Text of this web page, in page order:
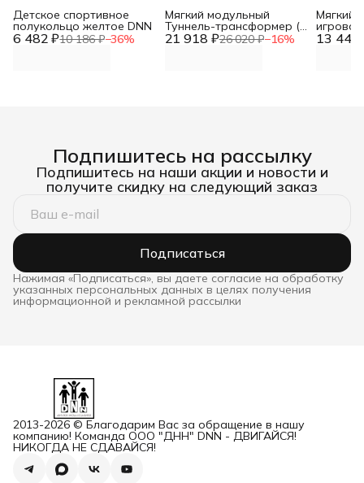
6 482 ₽10 186 ₽−36%
Детское спортивное
полукольцо желтое DNN
21 918 ₽26 020 ₽−16%
Мягкий модульный
Туннель-трансформер (2
секции) голубой/ 13 442
Мягкий
синий /
Подпишитесь на рассылку
Подпишитесь на наши акции и новости и
получите скидку на следующий заказ
Подписаться
Нажимая «Подписаться», вы даете согласие на обработку
указанных персональных данных в целях получения
информационной и рекламной рассылки
2013-2026 © Благодарим Вас за обращение в нашу
компанию! Команда ООО "ДНН" DNN - ДВИГАЙСЯ!
НИКОГДА НЕ СДАВАЙСЯ!